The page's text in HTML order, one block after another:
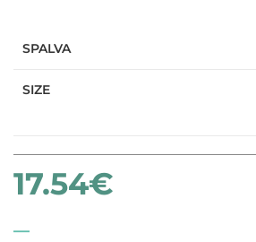
SPALVA
SIZE
17.54€
–